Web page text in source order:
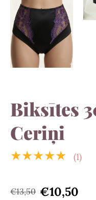
Biksītes
Сeriņi
★★★★★ (1)
€13,50 €10,50